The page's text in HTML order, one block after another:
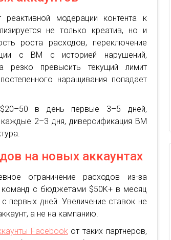
модерации контента к
не только креатив, но и
роста расходов, переключение
с BM с историей нарушений,
резко превысить текущий лимит
наращивания попадает
в день первые 3–5 дней,
2–3 дня, диверсификация BM
на новых аккаунтах
ограничение расходов из-за
команд с бюджетами $50K+ в месяц
первых дней. Увеличение ставок не
а не на кампанию.
Facebook от таких партнеров,